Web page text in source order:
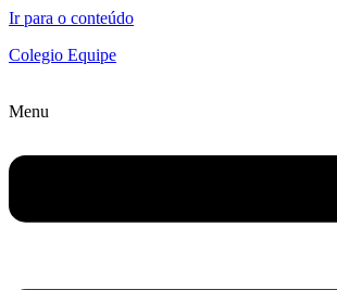
Ir para o conteúdo
Colegio Equipe
Menu